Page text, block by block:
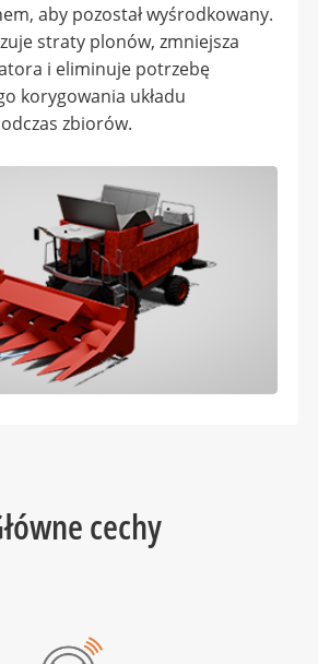
aby pozostał wyśrodkowany.
straty plonów, zmniejsza
i eliminuje potrzebę
korygowania układu
zbiorów.
cechy